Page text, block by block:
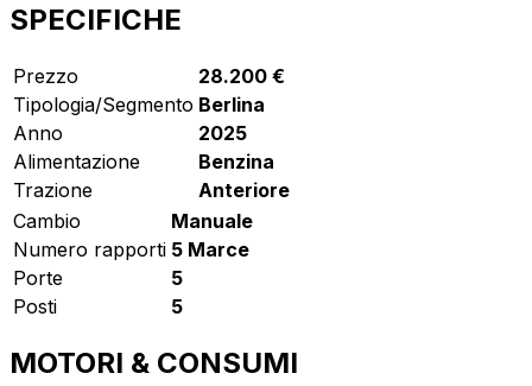
SPECIFICHE
Prezzo
28.200 €
Tipologia/Segmento Berlina
Anno
2025
Alimentazione
Benzina
Trazione
Anteriore
Cambio
Manuale
Numero rapporti 5 Marce
Porte
5
Posti
5
MOTORI & CONSUMI